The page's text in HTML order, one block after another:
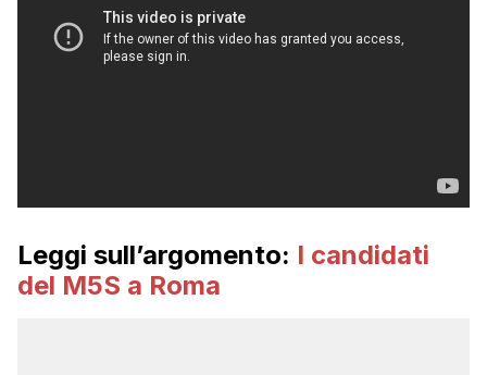
Leggi sull’argomento: I candidati
del M5S a Roma